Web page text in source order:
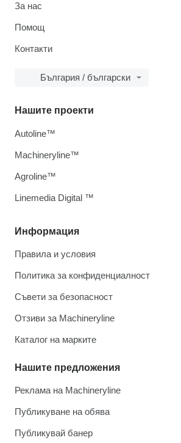
За нас
Помощ
Контакти
България / български
Информация
Правила и условия
Политика за конфиденциалност
Съвети за безопасност
Отзиви за Machineryline
Каталог на марките
Нашите предложения
Реклама на Machineryline
Публикуване на обява
Публикувай банер
Нашите проекти
Autoline™
Machineryline™
Agroline™
Linemedia Digital ™